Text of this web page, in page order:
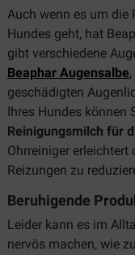
Auch wenn es um die
Hundes geht, hat
gibt verschiedene
Beaphar Augensalbe
geschädigten
Ihres Hundes können
Reinigungsmilch für
Ohrreiniger erleichtert
Reizungen zu
Beruhigende
Leider kann es im
nervös machen, wie